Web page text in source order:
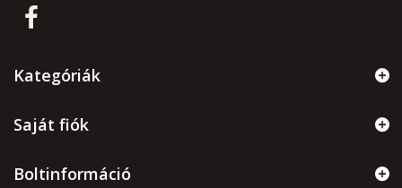
Kategóriák
Saját fiók
Boltinformáció